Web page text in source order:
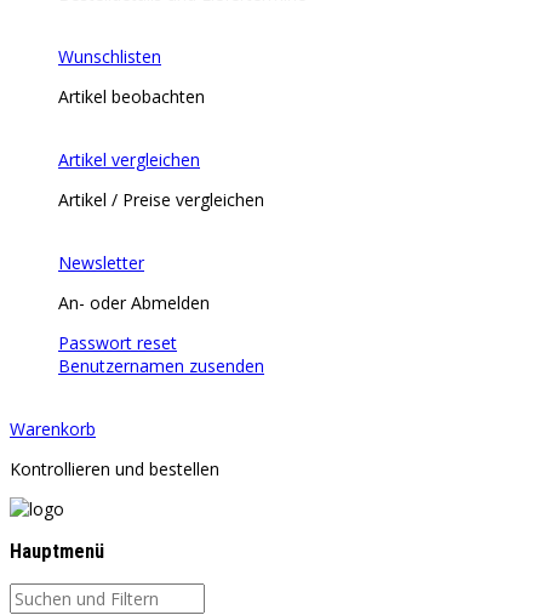
Wunschlisten
Artikel beobachten
Artikel vergleichen
Artikel / Preise vergleichen
Newsletter
An- oder Abmelden
Passwort reset
Benutzernamen zusenden
Warenkorb
Kontrollieren und bestellen
Hauptmenü